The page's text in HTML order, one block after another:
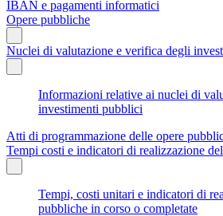
IBAN e pagamenti informatici
Opere pubbliche
Nuclei di valutazione e verifica degli
Informazioni relative ai nuclei di
investimenti pubblici
Atti di programmazione delle opere
Tempi costi e indicatori di realizzazione
Tempi, costi unitari e indicatori di
pubbliche in corso o completate